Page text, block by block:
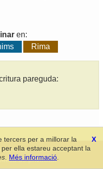
en:
Rima
pareguda:
-Real Acadèmia de
de privacitat
X
tercers per a millorar la
ella estareu acceptant la
Més informació